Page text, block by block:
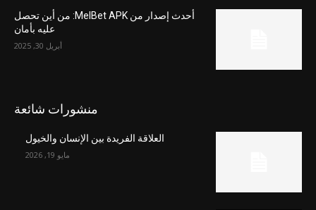
أحدث إصدار من MelBet APK: من أين تحصل
عليه بأمان
أبريل 30, 2025
منشورات شائعة
العلاقة الفريدة بين الإنسان والخيول
مايو 19, 2026